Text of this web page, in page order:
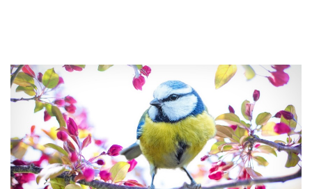
VÝTVARNÉ AKTIVITY - PODZIM
VÝTVARNÉ AKTIVITY - ZIMA
CHARAKTERISTIKA ROČNÍCH OBDOBÍ